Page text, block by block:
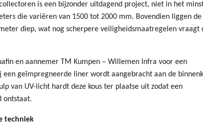
is een bijzonder uitdagend project, niet in het
die variëren van 1500 tot 2000 mm. Bovendien liggen de
diep, wat nog scherpere veiligheidsmaatregelen vraagt
en aannemer TM Kumpen – Willemen Infra voor een
geïmpregneerde liner wordt aangebracht aan de
van UV-licht hardt deze kous ter plaatse uit zodat een
ontstaat.
techniek